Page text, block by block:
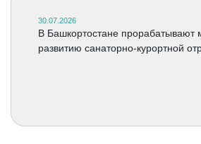
30.07.2026
В Башкортостане прорабатывают
развитию санаторно-курортной